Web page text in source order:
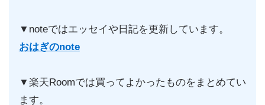
▼noteではエッセイや日記を更新しています。
おはぎのnote
▼楽天Roomでは買ってよかったものをまとめてい
ます。